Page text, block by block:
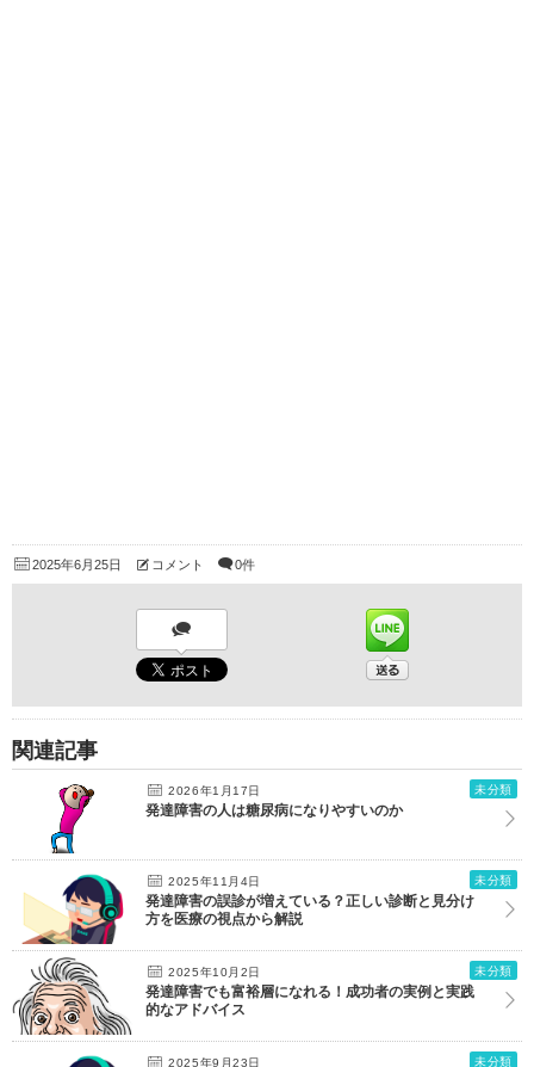
2025年6月25日 コメント 0件
関連記事
2026年1月17日 未分類
発達障害の人は糖尿病になりやすいのか
2025年11月4日 未分類
発達障害の誤診が増えている？正しい診断と見分け
方を医療の視点から解説
2025年10月2日 未分類
発達障害でも富裕層になれる！成功者の実例と実践
的なアドバイス
2025年9月23日 未分類